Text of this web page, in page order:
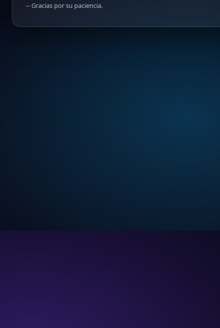
-- Gracias por su paciencia.